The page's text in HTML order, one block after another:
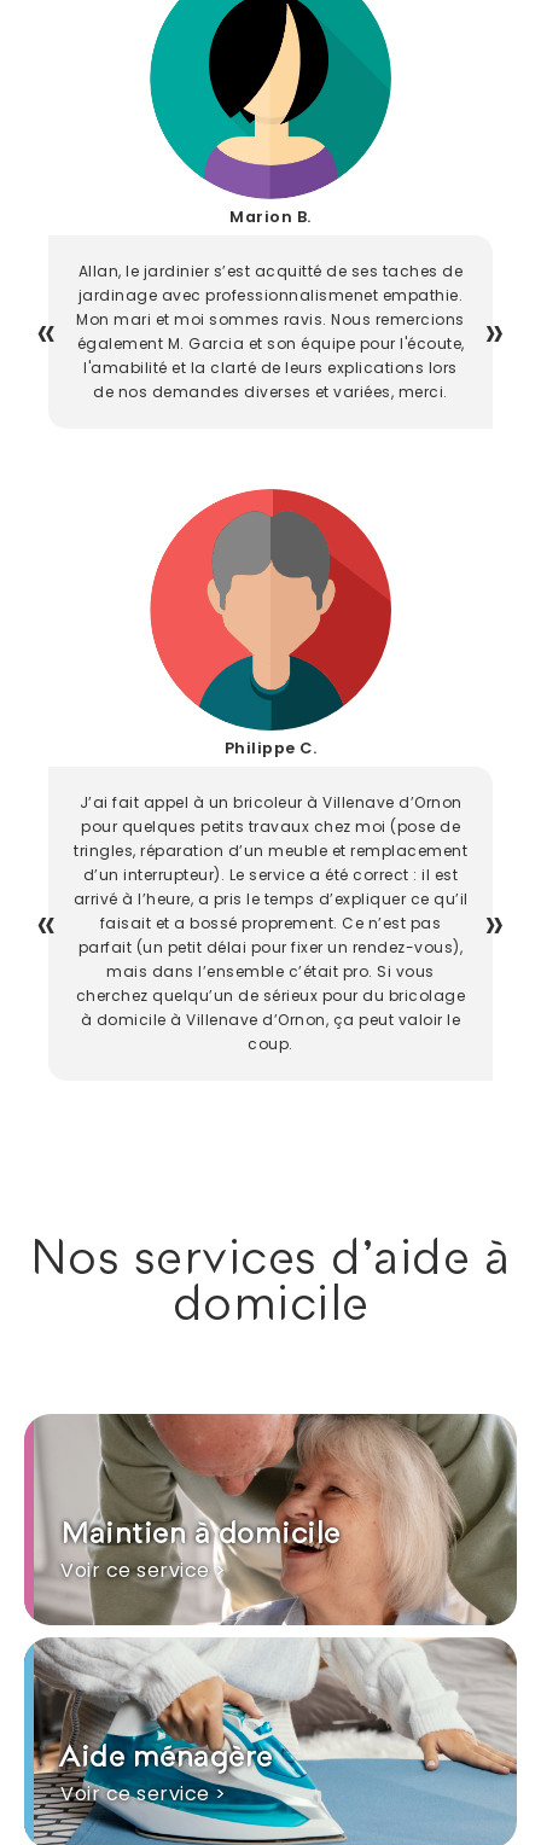
Marion B.
Allan, le jardinier s’est acquitté de ses taches de
jardinage avec professionnalismenet empathie.
Mon mari et moi sommes ravis. Nous remercions
également M. Garcia et son équipe pour l'écoute,
l'amabilité et la clarté de leurs explications lors
de nos demandes diverses et variées, merci.
Philippe C.
J’ai fait appel à un bricoleur à Villenave d’Ornon
pour quelques petits travaux chez moi (pose de
tringles, réparation d’un meuble et remplacement
d’un interrupteur). Le service a été correct : il est
arrivé à l’heure, a pris le temps d’expliquer ce qu’il
faisait et a bossé proprement. Ce n’est pas
parfait (un petit délai pour fixer un rendez-vous),
mais dans l’ensemble c’était pro. Si vous
cherchez quelqu’un de sérieux pour du bricolage
à domicile à Villenave d’Ornon, ça peut valoir le
coup.
Nos services d'aide à
domicile
Maintien à domicile
Voir ce service >
Aide ménagère
Voir ce service >